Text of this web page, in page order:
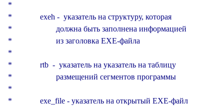
*
*              exeh -  указатель на структуру, которая
*                      должна быть заполнена информацией
*                      из заголовка EXE-файла
*
*              rtb  -  указатель на указатель на таблицу
*                      размещений сегментов программы
*
*              exe_file - указатель на открытый EXE-файл